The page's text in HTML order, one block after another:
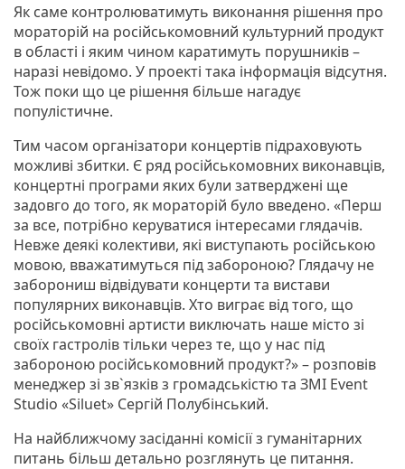
Як саме контролюватимуть виконання рішення про
мораторій на російськомовний культурний продукт
в області і яким чином каратимуть порушників –
наразі невідомо. У проекті така інформація відсутня.
Тож поки що це рішення більше нагадує
популістичне.
Тим часом організатори концертів підраховують
можливі збитки. Є ряд російськомовних виконавців,
концертні програми яких були затверджені ще
задовго до того, як мораторій було введено. «Перш
за все, потрібно керуватися інтересами глядачів.
Невже деякі колективи, які виступають російською
мовою, вважатимуться під забороною? Глядачу не
заборониш відвідувати концерти та вистави
популярних виконавців. Хто виграє від того, що
російськомовні артисти виключать наше місто зі
своїх гастролів тільки через те, що у нас під
забороною російськомовний продукт?» – розповів
менеджер зі зв`язків з громадськістю та ЗМІ Event
Studio «Siluet» Сергій Полубінський.
На найближчому засіданні комісії з гуманітарних
питань більш детально розглянуть це питання.